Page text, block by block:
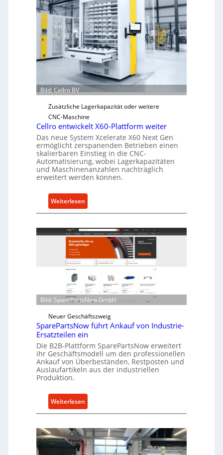
n
i
s
c
h
e
r
Ü
b
s
t
s
c
u
t
f
ü
r
i
d
i
r
t
e
A
n
t
i
b
e
Bild: Cellro BV
Zusätzliche Lagerkapazität oder weitere
CNC-Maschine
Cellro entwickelt X60-Plattform weiter
Das neue System Xcelerate X60 Next Gen
ermöglicht zerspanenden Betrieben einen
skalierbaren Einstieg in die CNC-
Automatisierung, wobei Lagerkapazitäten
und Maschinenanzahlen nachträglich
erweitert werden können.
Weiterlesen
C
l
l
n
t
w
i
c
k
e
l
t
-
l
a
Bild: SparePartsNow GmbH
Neuer Geschäftszweig
SparePartsNow führt Ankauf von Industrie-
Ersatzteilen ein
Die B2B-Plattform SparePartsNow erweitert
ihr Geschäftsmodell um den professionellen
Ankauf von Überbeständen, Restposten und
Auslaufartikeln aus der industriellen
Produktion.
Weiterlesen
S
a
r